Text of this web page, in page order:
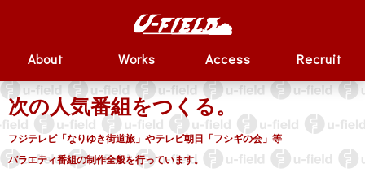
About Works Access Recruit
次の人気番組をつくる。
フジテレビ「なりゆき街道旅」やテレビ朝日「フシギの会」等
バラエティ番組の制作全般を行っています。